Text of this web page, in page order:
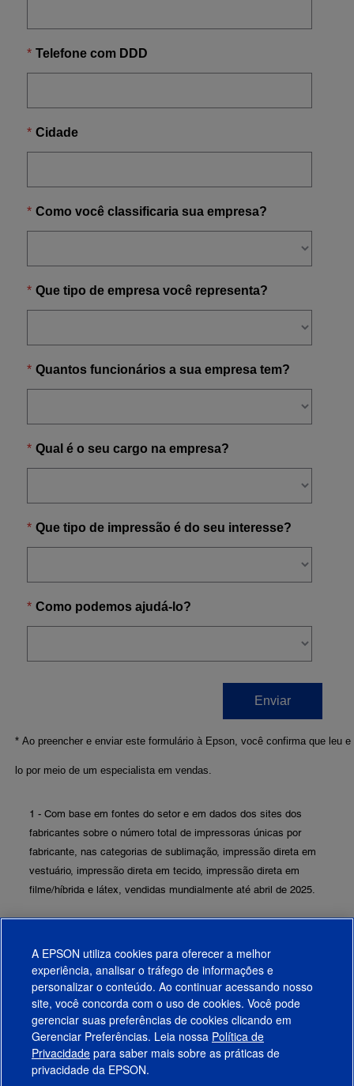
1 - Com base em fontes do setor e em dados dos sites dos
fabricantes sobre o número total de impressoras únicas por
fabricante, nas categorias de sublimação, impressão direta em
vestuário, impressão direta em tecido, impressão direta em
filme/híbrida e látex, vendidas mundialmente até abril de 2025.
2022. Relatório encomendado pela Seiko Epson Corporation.
Produtos
Suporte
A EPSON utiliza cookies para oferecer a melhor
experiência, analisar o tráfego de informações e
personalizar o conteúdo. Ao continuar acessando nosso
site, você concorda com o uso de cookies. Você pode
gerenciar suas preferências de cookies clicando em
Gerenciar Preferências. Leia nossa Política de
Privacidade para saber mais sobre as práticas de
privacidade da EPSON.